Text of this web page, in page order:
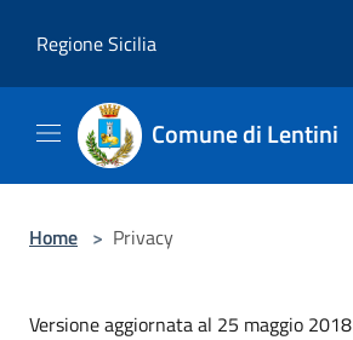
Regione Sicilia
Comune di Lentini
Home > Privacy
Versione aggiornata al 25 maggio 2018